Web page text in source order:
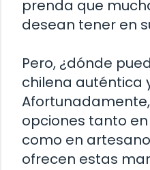
prenda que
desean tener en
Pero, ¿dónde
chilena auténtica
opciones tanto
como en
ofrecen estas